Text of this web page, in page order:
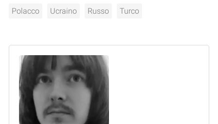
Polacco Ucraino Russo Turco